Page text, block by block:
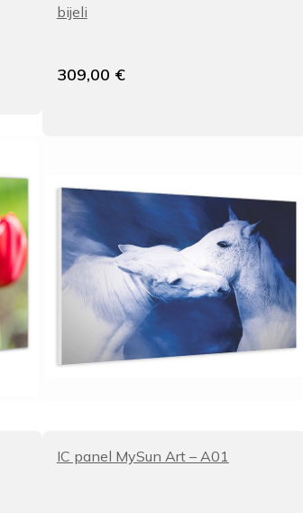
bijeli
309,00 €
IC panel MySun Art – A01